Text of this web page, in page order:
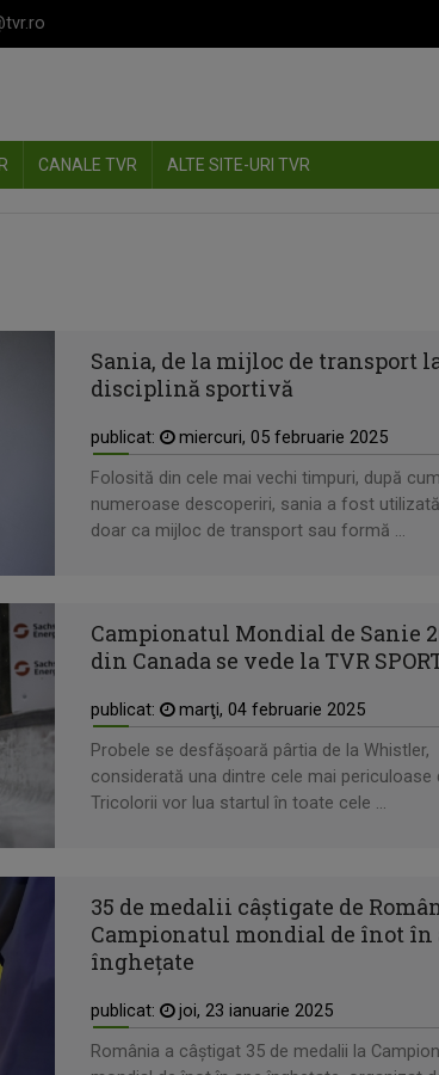
CANALE TVR ALTE SITE-URI TVR
Sania, de la mijloc de transport
disciplină sportivă
publicat:
miercuri, 05 februarie 2025
Folosită din cele mai vechi timpuri, după
numeroase descoperiri, sania a fost utilizată
doar ca mijloc de transport sau formă ...
Campionatul Mondial de Sanie
din Canada se vede la TVR
publicat:
marţi, 04 februarie 2025
Probele se desfăşoară pârtia de la Whistler,
considerată una dintre cele mai periculoase
Tricolorii vor lua startul în toate cele ...
35 de medalii câștigate de
Campionatul mondial de înot în
îngheţate
publicat:
joi, 23 ianuarie 2025
România a câştigat 35 de medalii la